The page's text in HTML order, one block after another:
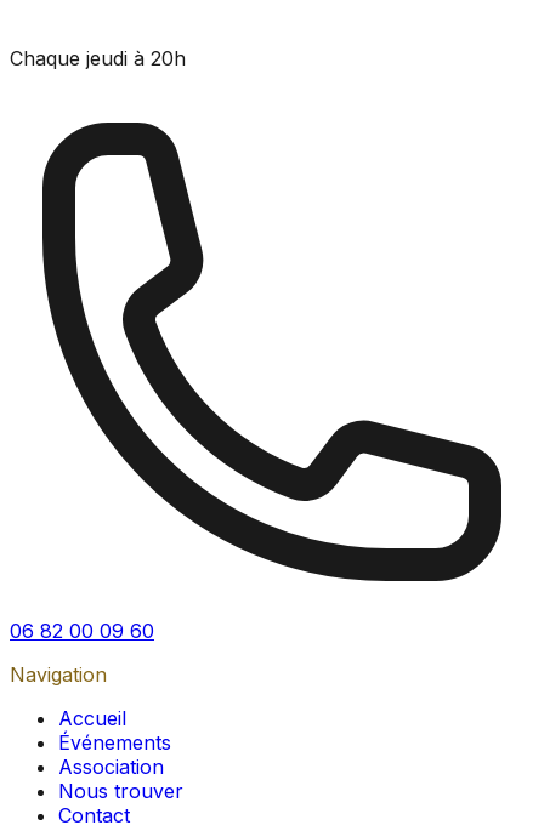
Chaque jeudi à 20h
06 82 00 09 60
Navigation
Accueil
Événements
Association
Nous trouver
Contact